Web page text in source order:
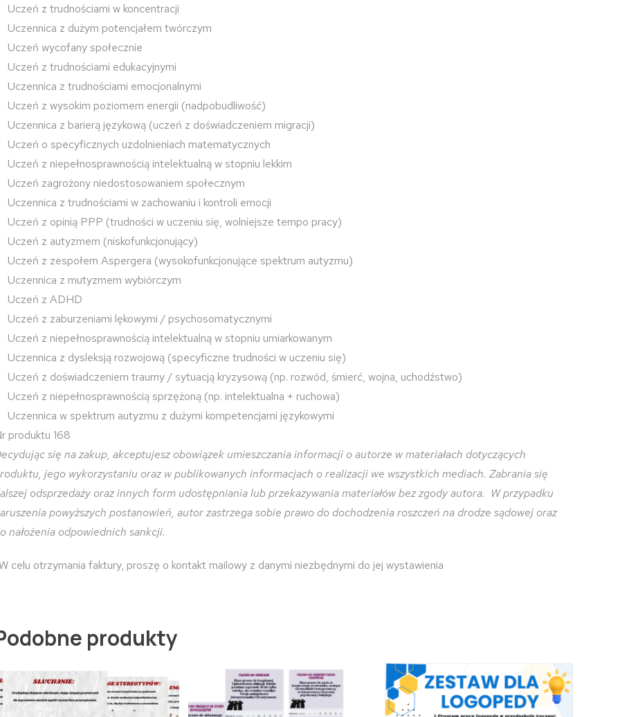
Uczeń z trudnościami w koncentracji
Uczennica z dużym potencjałem twórczym
Uczeń wycofany społecznie
Uczeń z trudnościami edukacyjnymi
Uczennica z trudnościami emocjonalnymi
Uczeń z wysokim poziomem energii (nadpobudliwość)
Uczennica z barierą językową (uczeń z doświadczeniem migracji)
Uczeń o specyficznych uzdolnieniach matematycznych
Uczeń z niepełnosprawnością intelektualną w stopniu lekkim
Uczeń zagrożony niedostosowaniem społecznym
Uczennica z trudnościami w zachowaniu i kontroli emocji
Uczeń z opinią PPP (trudności w uczeniu się, wolniejsze tempo pracy)
Uczeń z autyzmem (niskofunkcjonujący)
Uczeń z zespołem Aspergera (wysokofunkcjonujące spektrum autyzmu)
Uczennica z mutyzmem wybiórczym
Uczeń z ADHD
Uczeń z zaburzeniami lękowymi / psychosomatycznymi
Uczeń z niepełnosprawnością intelektualną w stopniu umiarkowanym
Uczennica z dysleksją rozwojową (specyficzne trudności w uczeniu się)
Uczeń z doświadczeniem traumy / sytuacją kryzysową (np. rozwód, śmierć, wojna, uchodźstwo)
Uczeń z niepełnosprawnością sprzężoną (np. intelektualna + ruchowa)
Uczennica w spektrum autyzmu z dużymi kompetencjami językowymi
produktu 168
się na zakup, akceptujesz obowiązek umieszczania informacji o autorze w materiałach dotyczących
jego wykorzystaniu oraz w publikowanych informacjach o realizacji we wszystkich mediach. Zabrania się
odsprzedaży oraz innych form udostępniania lub przekazywania materiałów bez zgody autora. W przypadku
powyższych postanowień, autor zastrzega sobie prawo do dochodzenia roszczeń na drodze sądowej oraz
nałożenia odpowiednich sankcji.
celu otrzymania faktury, proszę o kontakt mailowy z danymi niezbędnymi do jej wystawienia
produkty